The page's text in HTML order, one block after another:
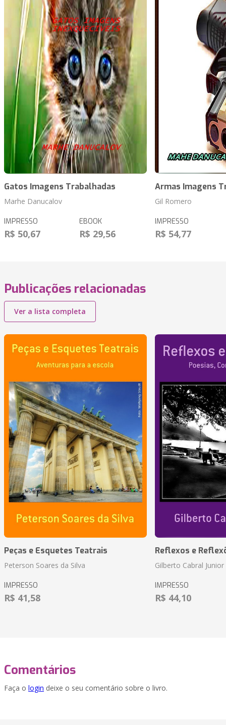
Gatos Imagens Trabalhadas
Marhe Danucalov
IMPRESSO
R$ 50,67
EBOOK
R$ 29,56
Armas Imagens
Gil Romero
IMPRESSO
R$ 54,77
Publicações relacionadas
Ver a lista completa
Peças e Esquetes Teatrais
Peterson Soares da Silva
IMPRESSO
R$ 41,58
Reflexos e
Gilberto Cabral Junior
IMPRESSO
R$ 44,10
Comentários
Faça o login deixe o seu comentário sobre o livro.